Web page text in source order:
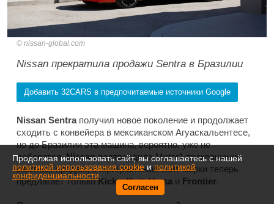
nissan-global.com
Nissan прекратила продажи Sentra в Бразилии
Добавить 32CARS в предпочитаемые источники Google
Nissan Sentraполучил новое поколение и продолжает
сходить с конвейера в мексиканском Агуаскальентесе,
но до Бразилии эта машина, вероятно, уже не
доберется.NissanподтвердилаMotor1прекращение
местных продаж, а официальный сайт марки теперь
предлагает толькоKicks, Kait, Versa и Frontier.
Продолжая использовать сайт, вы соглашаетесь с нашей
политикой использования cookieиполитикой
конфиденциальности.
Согласен